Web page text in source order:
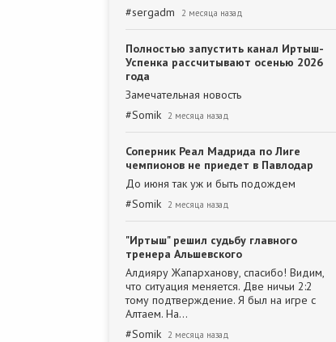
#sergadm 2 месяца назад
Полностью запустить канал Иртыш-
Успенка рассчитывают осенью 2026
года
Замечательная новость
#Somik 2 месяца назад
Соперник Реал Мадрида по Лиге
чемпионов не приедет в Павлодар
До июня так уж и быть подождем
#Somik 2 месяца назад
"Иртыш" решил судьбу главного
тренера Альшевского
Алдияру Жапарханову, спасибо! Видим,
что ситуация меняется. Две ничьи 2:2
тому подтверждение. Я был на игре с
Алтаем. На…
#Somik 2 месяца назад